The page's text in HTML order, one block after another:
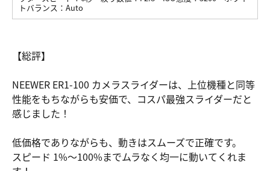
トバランス： Auto
【総評】
NEEWER ER1-100 カメラスライダーは、上位機種と同等
性能をもちながらも安価で、コスパ最強スライダーだと
感じました！
低価格でありながらも、動きはスムーズで正確です。
スピード 1%～100%までムラなく均一に動いてくれま